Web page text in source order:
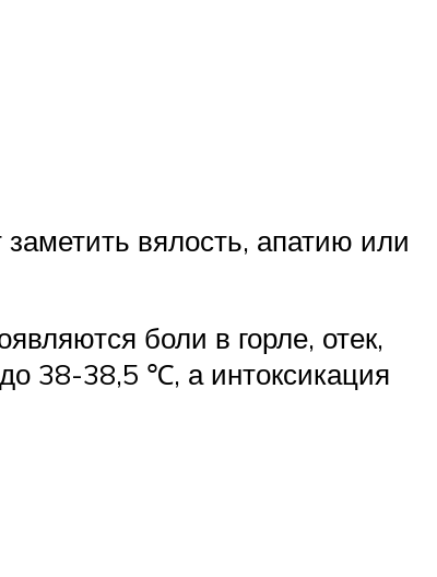
вялость, апатию или
боли в горле, отек,
38-38,5 ℃, а интоксикация